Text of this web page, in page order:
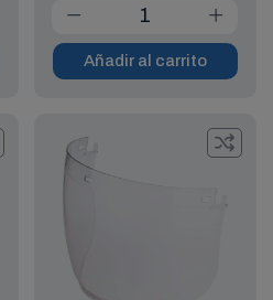
Añadir al carrito